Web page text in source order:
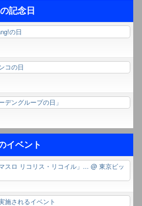
記念日
の日
コの日
デングループの日」
イベント
スロ リコリス・リコイル」... @ 東京ビッ
施されるイベント